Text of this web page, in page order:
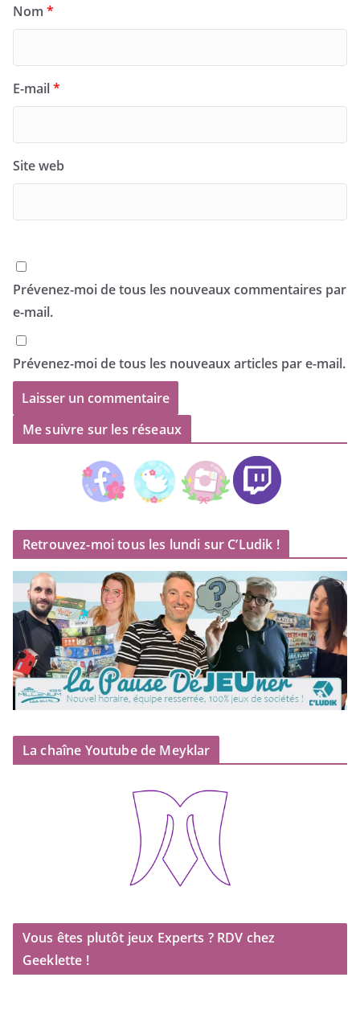
Nom *
E-mail*
Site web
Prévenez-moi de tous les nouveaux commentaires par
e-mail.
Prévenez-moi de tous les nouveaux articles par e-mail.
Me suivre sur les réseaux
Retrouvez-moi tous les lundi sur C’Ludik !
La chaîne Youtube de Meyklar
Vous êtes plutôt jeux Experts ? RDV chez
Geeklette !